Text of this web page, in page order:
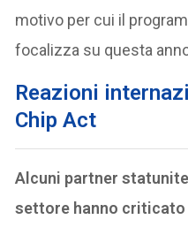
motivo per cui il
focalizza su questa
Reazioni
Chip Act
Alcuni partner
settore hanno